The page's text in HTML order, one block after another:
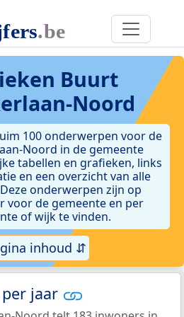
Buurt
Noord
100 onderwerpen voor de
Noord in de gemeente
tabellen en grafieken, links
en een overzicht van alle
onderwerpen zijn op
voor de gemeente en per
of wijk te vinden.
inhoud ⇵
jaar